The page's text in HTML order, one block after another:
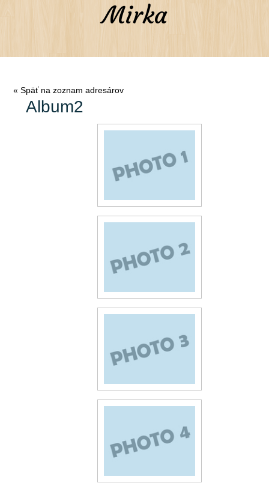
Mirka
« Späť na zoznam adresárov
Album2